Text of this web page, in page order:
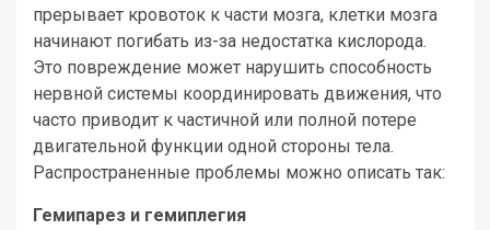
прерывает кровоток к части мозга, клетки мозга
начинают погибать из-за недостатка кислорода.
Это повреждение может нарушить способность
нервной системы координировать движения, что
часто приводит к частичной или полной потере
двигательной функции одной стороны тела.
Распространенные проблемы можно описать так:
Гемипарез и гемиплегия